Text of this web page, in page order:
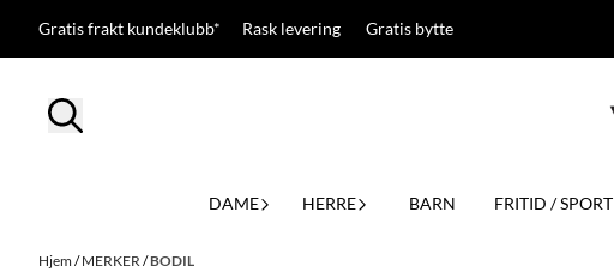
Hopp til innhold
Gratis frakt kundeklubb* Rask levering Gratis bytte
DAME HERRE BARN FRITID / SPORT
Hjem/MERKER/BODIL